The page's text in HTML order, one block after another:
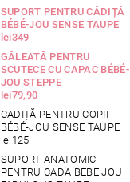
SUPORT PENTRU CĂDIȚĂ
BÉBÉ-JOU SENSE TAUPE
lei349
GĂLEATĂ PENTRU
SCUTECE CU CAPAC BÉBÉ-
JOU STEPPE
lei79,90
CADIȚĂ PENTRU COPII
BÉBÉ-JOU SENSE TAUPE
lei125
SUPORT ANATOMIC
PENTRU CADA BEBE JOU